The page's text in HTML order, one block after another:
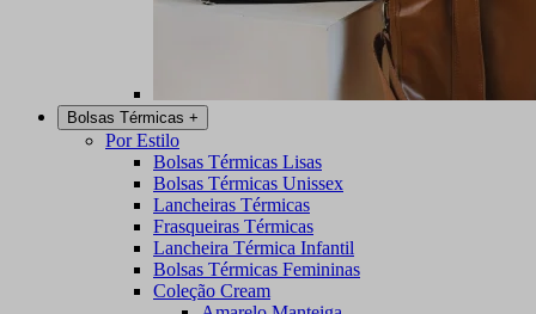
Bolsas Térmicas +
Por Estilo
Bolsas Térmicas Lisas
Bolsas Térmicas Unissex
Lancheiras Térmicas
Frasqueiras Térmicas
Lancheira Térmica Infantil
Bolsas Térmicas Femininas
Coleção Cream